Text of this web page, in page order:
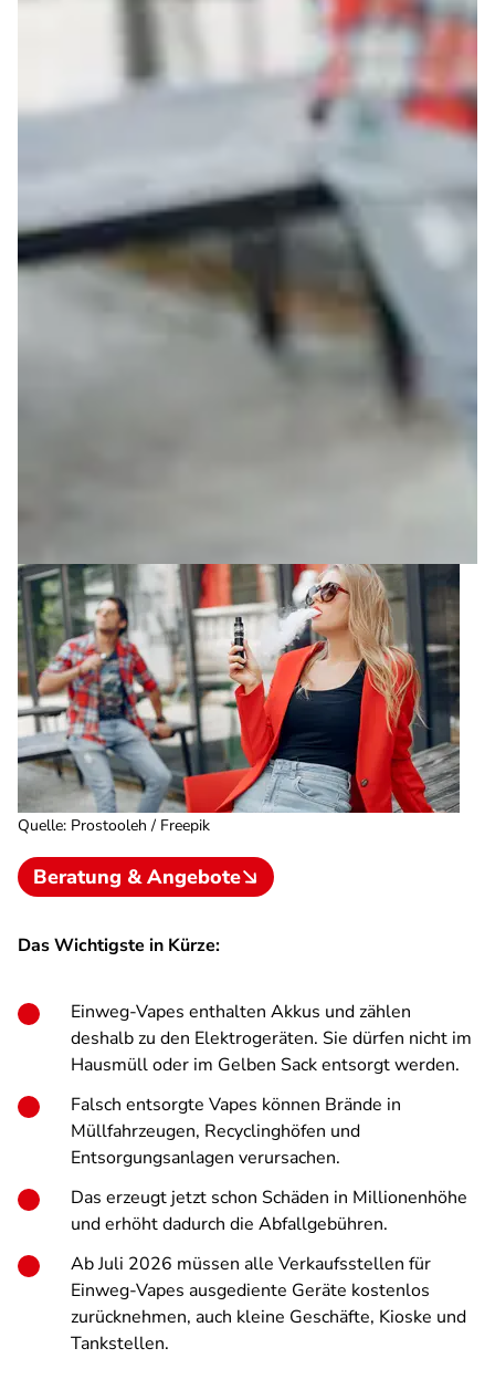
Quelle: Prostooleh / Freepik
Beratung & Angebote
Das Wichtigste in Kürze:
Einweg-Vapes enthalten Akkus und zählen
deshalb zu den Elektrogeräten. Sie dürfen nicht im
Hausmüll oder im Gelben Sack entsorgt werden.
Falsch entsorgte Vapes können Brände in
Müllfahrzeugen, Recyclinghöfen und
Entsorgungsanlagen verursachen.
Das erzeugt jetzt schon Schäden in Millionenhöhe
und erhöht dadurch die Abfallgebühren.
Ab Juli 2026 müssen alle Verkaufsstellen für
Einweg-Vapes ausgediente Geräte kostenlos
zurücknehmen, auch kleine Geschäfte, Kioske und
Tankstellen.